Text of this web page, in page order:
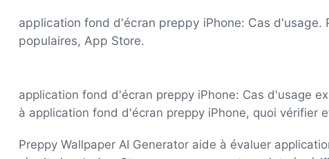
application fond d'écran preppy iPhone: Cas d'usage.
populaires, App Store.
application fond d'écran preppy iPhone: Cas d'usage
à application fond d'écran preppy iPhone, quoi vérifier
Preppy Wallpaper AI Generator aide à évaluer